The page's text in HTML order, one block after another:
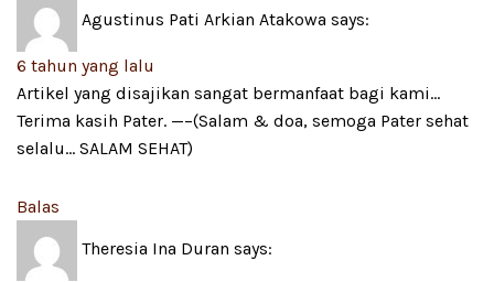
Agustinus Pati Arkian Atakowa says:
6 tahun yang lalu
Artikel yang disajikan sangat bermanfaat bagi kami…
Terima kasih Pater. —–(Salam & doa, semoga Pater sehat
selalu… SALAM SEHAT)
Balas
Theresia Ina Duran says: